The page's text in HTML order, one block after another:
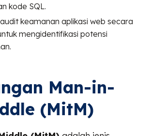
kode SQL.
keamanan aplikasi web secara
mengidentifikasi potensi
Man-in-
(MitM)